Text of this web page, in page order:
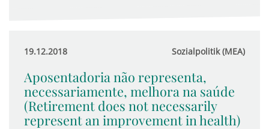
19.12.2018 Sozialpolitik (MEA)
Aposentadoria não representa,
necessariamente, melhora na saúde
(Retirement does not necessarily
represent an improvement in health)